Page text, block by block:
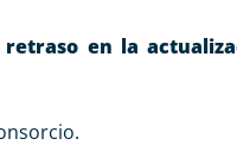
retraso en la